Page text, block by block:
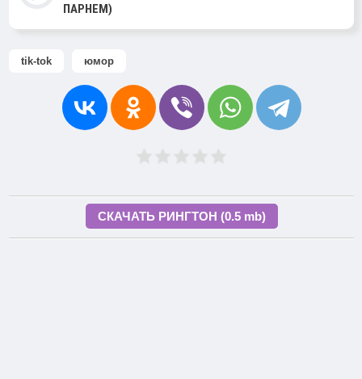
ПАРНЕМ)
tik-tok юмор
СКАЧАТЬ РИНГТОН (0.5 mb)